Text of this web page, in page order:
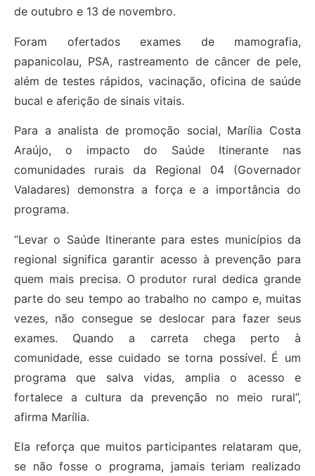
de outubro e 13 de novembro.
Foram ofertados exames de mamografia,
papanicolau, PSA, rastreamento de câncer de pele,
além de testes rápidos, vacinação, oficina de saúde
bucal e aferição de sinais vitais.
Para a analista de promoção social, Marília Costa
Araújo, o impacto do Saúde Itinerante nas
comunidades rurais da Regional 04 (Governador
Valadares) demonstra a força e a importância do
programa.
“Levar o Saúde Itinerante para estes municípios da
regional significa garantir acesso à prevenção para
quem mais precisa. O produtor rural dedica grande
parte do seu tempo ao trabalho no campo e, muitas
vezes, não consegue se deslocar para fazer seus
exames. Quando a carreta chega perto à
comunidade, esse cuidado se torna possível. É um
programa que salva vidas, amplia o acesso e
fortalece a cultura da prevenção no meio rural”,
afirma Marília.
Ela reforça que muitos participantes relataram que,
se não fosse o programa, jamais teriam realizado